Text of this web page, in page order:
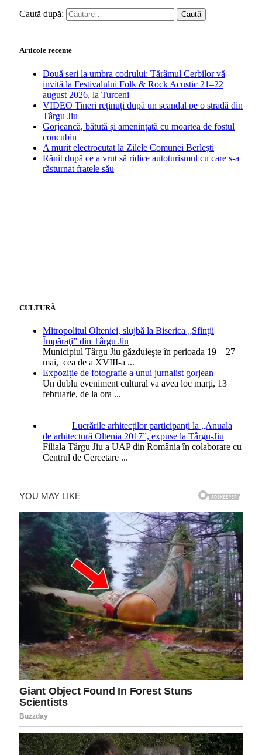
Caută după:
Articole recente
Două seri la umbra codrului: Tărâmul Cerbilor vă
invită la Festivalului Folk & Rock Acustic 21–22
august 2026, la Turceni
VIDEO Tineri reținuți după un scandal pe o stradă din
Târgu Jiu
Gorjeancă, bătută și amenințată cu moartea de fostul
concubin
A murit electrocutat la Zilele Comunei Berlești
Rănit după ce a vrut să ridice autoturismul cu care s-a
răsturnat fratele său
CULTURĂ
Mitropolitul Olteniei, slujbă la Biserica „Sfinţii
Împăraţi” din Târgu Jiu
Municipiul Târgu Jiu găzduieşte în perioada 19 – 27
mai, cea de a XVIII-a ...
Expoziție de fotografie a unui jurnalist gorjean
Un dublu eveniment cultural va avea loc marți, 13
februarie, de la ora ...
Lucrările arhitecților participanți la „Anuala
de arhitectură Oltenia 2017”, expuse la Târgu-Jiu
Filiala Târgu Jiu a UAP din România în colaborare cu
Centrul de Cercetare ...